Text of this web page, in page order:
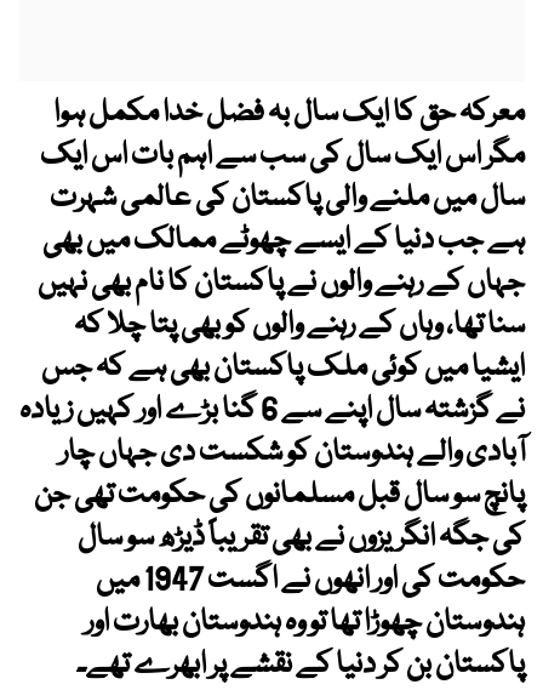
معرکہ حق کا ایک سال بہ فضل خدا مکمل ہوا
مگر اس ایک سال کی سب سے اہم بات اس ایک
سال میں ملنے والی پاکستان کی عالمی شہرت
ہے جب دنیا کے ایسے چھوٹے ممالک میں بھی
جہاں کے رہنے والوں نے پاکستان کا نام بھی نہیں
سنا تھا، وہاں کے رہنے والوں کو بھی پتا چلا کہ
ایشیا میں کوئی ملک پاکستان بھی ہے کہ جس
نے گزشتہ سال اپنے سے 6 گنا بڑے اور کہیں زیادہ
آبادی والے ہندوستان کو شکست دی جہاں چار
پانچ سو سال قبل مسلمانوں کی حکومت تھی جن
کی جگہ انگریزوں نے بھی تقریباً ڈیڑھ سو سال
حکومت کی اور انھوں نے اگست 1947 میں
ہندوستان چھوڑا تھا تو وہ ہندوستان بھارت اور
پاکستان بن کر دنیا کے نقشے پر ابھرے تھے۔